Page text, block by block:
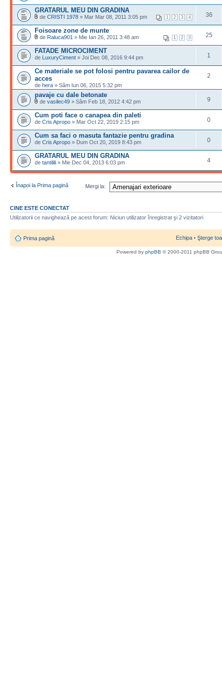
GRATARUL MEU DIN GRADINA
1 2 3 4
de CRISTI 1978 » Mar Mar 08, 2011 3:05 pm 36
Foisoare zone de munte
1 2 3
de Raluca901 » Mie Ian 26, 2011 3:48 am 25
FATADE MICROCIMENT
de LuxuryCiment » Joi Dec 08, 2016 9:44 pm 1
Ce materiale se pot folosi pentru pavarea cailor de
acces
de hera » Sâm Iun 06, 2015 5:32 pm
2
pavaje cu dale betonate
de vasilec49 » Sâm Feb 18, 2012 4:42 pm 9
Cum poti face o canapea din paleti
de Cris Apropo » Mar Oct 22, 2019 2:15 pm 0
Cum sa faci o masuta fantazie pentru gradina
de Cris Apropo » Dum Oct 20, 2019 8:43 pm 0
GRATARUL MEU DIN GRADINA
de tantilili » Mie Dec 04, 2013 6:03 pm 4
Înapoi la Prima pagină Mergi la:
CINE ESTE CONECTAT
Utilizatorii ce navighează pe acest forum: Niciun utilizator înregistrat şi 2 vizitatori
Prima pagină Echipa • Şterge
Powered by phpBB © 2000-2011 phpBB